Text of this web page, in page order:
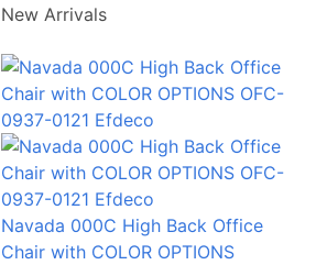
New Arrivals
Navada 000C High Back Office
Chair with COLOR OPTIONS